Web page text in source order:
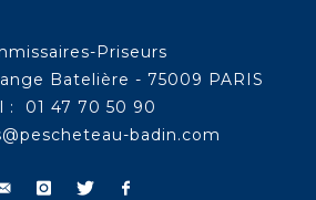
Priseurs
Batelière - 75009 PARIS
: 01 47 70 50 90
badin.com